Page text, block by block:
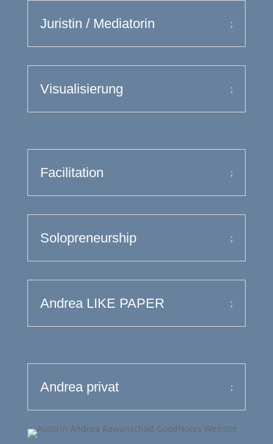
Juristin / Mediatorin
Visualisierung
Facilitation
Solopreneurship
Andrea LIKE PAPER
Andrea privat